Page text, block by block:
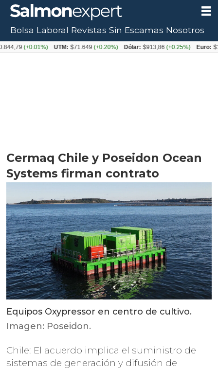
Cermaq Chile y Poseidon Ocean
Systems firman contrato
Equipos Oxypressor en centro de cultivo.
Imagen: Poseidon.
Chile: El acuerdo implica el suministro de
sistemas de generación y difusión de
Bolsa Laboral Revistas Sin Escamas Nosotros
(+0.01%) UTM: $71.649(+0.20%) Dólar: $913,86(+0.25%) Euro: